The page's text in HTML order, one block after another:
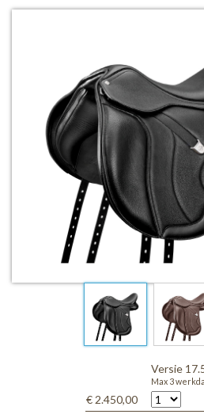
Versie
Max 3
€ 2.450,00